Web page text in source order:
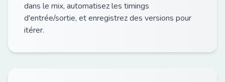
dans le mix, automatisez les timings
d'entrée/sortie, et enregistrez des versions pour
itérer.